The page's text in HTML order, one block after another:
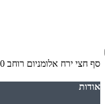
סף חצי ירח אלומניום רוחב 40 מ"מ אורך מוט 3 מטר
אודות